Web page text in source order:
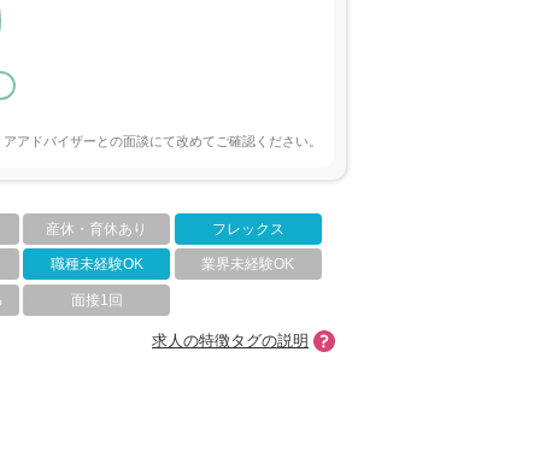
アドバイザーとの面談にて改めてご確認ください。
産休・育休あり フレックス
職種未経験OK 業界未経験OK
面接1回
求人の特徴タグの説明